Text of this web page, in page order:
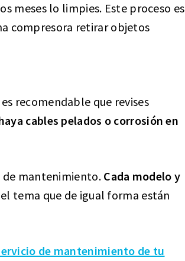
meses lo limpies. Este proceso es
compresora retirar objetos
recomendable que revises
cables pelados o corrosión en
de mantenimiento. Cada modelo y
tema que de igual forma están
de mantenimiento de tu